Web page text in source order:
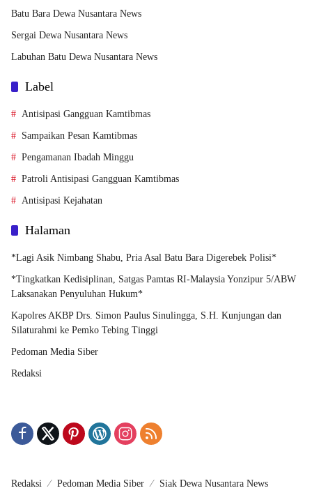
Batu Bara Dewa Nusantara News
Sergai Dewa Nusantara News
Labuhan Batu Dewa Nusantara News
Label
Antisipasi Gangguan Kamtibmas
Sampaikan Pesan Kamtibmas
Pengamanan Ibadah Minggu
Patroli Antisipasi Gangguan Kamtibmas
Antisipasi Kejahatan
Halaman
*Lagi Asik Nimbang Shabu, Pria Asal Batu Bara Digerebek Polisi*
*Tingkatkan Kedisiplinan, Satgas Pamtas RI-Malaysia Yonzipur 5/ABW
Laksanakan Penyuluhan Hukum*
Kapolres AKBP Drs. Simon Paulus Sinulingga, S.H. Kunjungan dan
Silaturahmi ke Pemko Tebing Tinggi
Pedoman Media Siber
Redaksi
Redaksi Pedoman Media Siber Siak Dewa Nusantara News